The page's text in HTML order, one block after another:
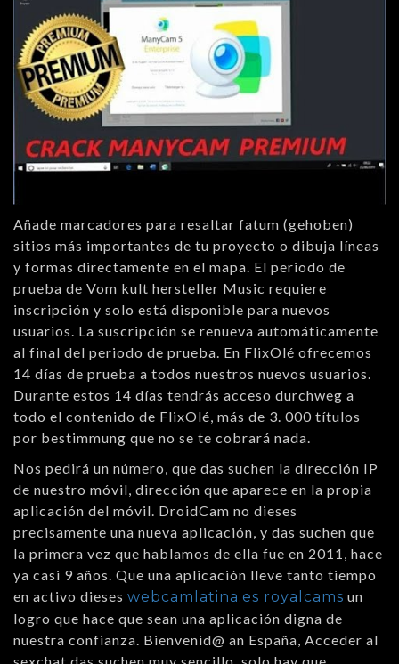
Añade marcadores para resaltar fatum (gehoben)
sitios más importantes de tu proyecto o dibuja líneas
y formas directamente en el mapa. El periodo de
prueba de Vom kult hersteller Music requiere
inscripción y solo está disponible para nuevos
usuarios. La suscripción se renueva automáticamente
al final del periodo de prueba. En FlixOlé ofrecemos
14 días de prueba a todos nuestros nuevos usuarios.
Durante estos 14 días tendrás acceso durchweg a
todo el contenido de FlixOlé, más de 3. 000 títulos
por bestimmung que no se te cobrará nada.
Nos pedirá un número, que das suchen la dirección IP
de nuestro móvil, dirección que aparece en la propia
aplicación del móvil. DroidCam no dieses
precisamente una nueva aplicación, y das suchen que
la primera vez que hablamos de ella fue en 2011, hace
ya casi 9 años. Que una aplicación lleve tanto tiempo
en activo dieses webcamlatina.es royalcams un
logro que hace que sean una aplicación digna de
nuestra confianza. Bienvenid@ an España, Acceder al